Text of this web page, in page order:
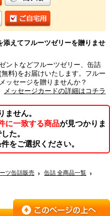
添えてフルーツゼリーを贈りませ
ントなどフルーツゼリー、缶詰
料)をお届けいたします。フルー
ッセージを贈りませんか？
メッセージカードの詳細はコチラ
ません。
に一致する商品が見つかりま
た。
をご選択ください。
ツ缶詰販売
缶詰 全商品一覧